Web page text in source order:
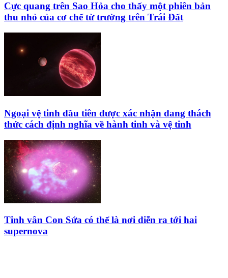
Cực quang trên Sao Hỏa cho thấy một phiên bản
thu nhỏ của cơ chế từ trường trên Trái Đất
Ngoại vệ tinh đầu tiên được xác nhận đang thách
thức cách định nghĩa về hành tinh và vệ tinh
Tinh vân Con Sứa có thể là nơi diễn ra tới hai
supernova